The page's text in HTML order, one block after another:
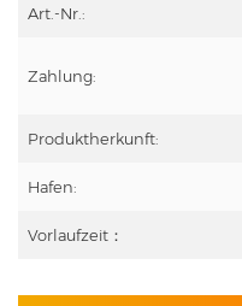
Art.-Nr.:
Zahlung:
Produktherkunft:
Hafen:
Vorlaufzeit：